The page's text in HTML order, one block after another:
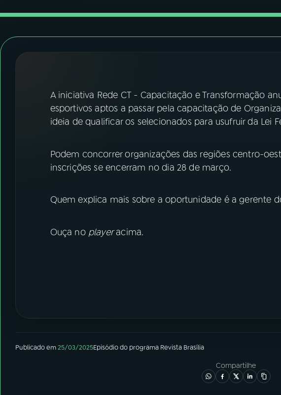
ACOMPANHE A RÁDIO NACIONAL
YouTube Facebook
Instagram X
A iniciativa Rede CT - Capacitação e Transformação
esportivos aptos a passar pela capacitação de
ideia de qualificar os selecionados para usufruir da Lei
Podem concorrer organizações das regiões centro-
inscrições se encerram no dia 28 de março.
Quem explica mais sobre a oportunidade é a gerente
Ouça no playeracima.
Publicado em25/03/2025Episódiodo programa Revista Brasília
Compartilhe